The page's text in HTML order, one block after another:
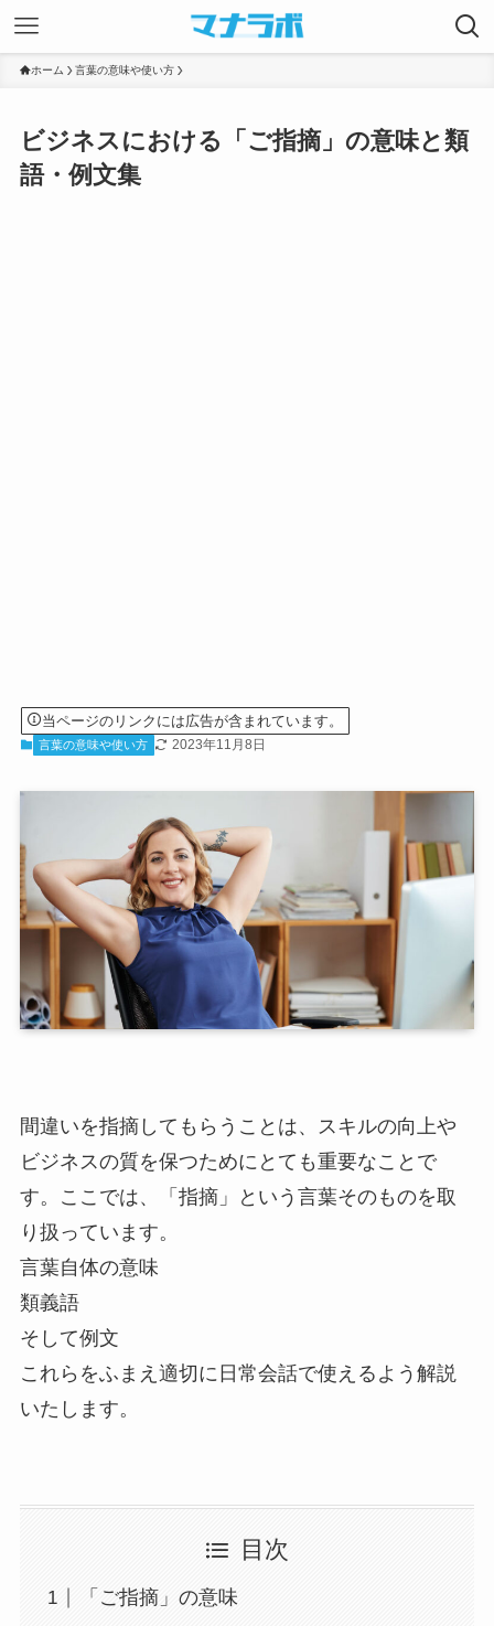
ホーム 言葉の意味や使い方
ビジネスにおける「ご指摘」の意味と類
語・例文集
当ページのリンクには広告が含まれています。
言葉の意味や使い方 2023年11月8日
間違いを指摘してもらうことは、スキルの向上や
ビジネスの質を保つためにとても重要なことで
す。ここでは、「指摘」という言葉そのものを取
り扱っています。
言葉自体の意味
類義語
そして例文
これらをふまえ適切に日常会話で使えるよう解説
いたします。
目次
「ご指摘」の意味